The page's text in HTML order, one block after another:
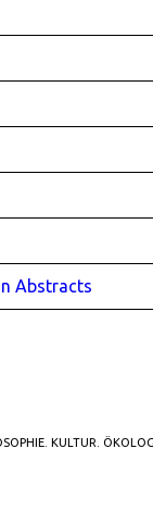
Abstracts
KULTUR.